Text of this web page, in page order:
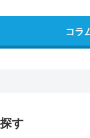
コラ
す